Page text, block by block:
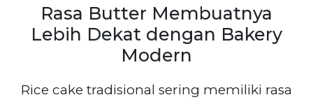
Rasa Butter Membuatnya
Lebih Dekat dengan Bakery
Modern
Rice cake tradisional sering memiliki rasa